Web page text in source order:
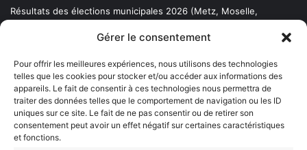
Gérer le consentement
Pour offrir les meilleures expériences, nous utilisons des technologies
telles que les cookies pour stocker et/ou accéder aux informations des
appareils. Le fait de consentir à ces technologies nous permettra de
traiter des données telles que le comportement de navigation ou les ID
uniques sur ce site. Le fait de ne pas consentir ou de retirer son
consentement peut avoir un effet négatif sur certaines caractéristiques
et fonctions.
Résultats des élections municipales 2026 (Metz, Moselle,
Newsletter gratuite